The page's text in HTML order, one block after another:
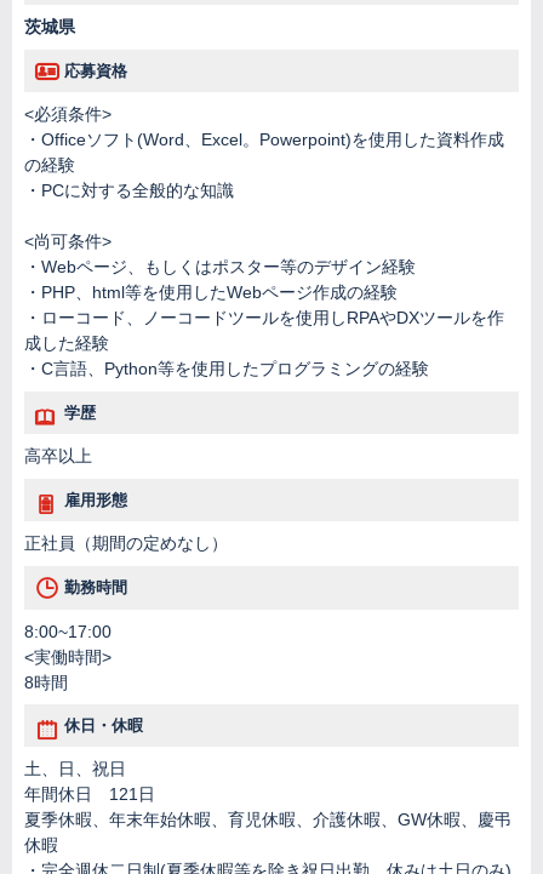
茨城県
応募資格
<必須条件>
・Officeソフト(Word、Excel。Powerpoint)を使用した資料作成
の経験
・PCに対する全般的な知識
<尚可条件>
・Webページ、もしくはポスター等のデザイン経験
・PHP、html等を使用したWebページ作成の経験
・ローコード、ノーコードツールを使用しRPAやDXツールを作
成した経験
・C言語、Python等を使用したプログラミングの経験
学歴
高卒以上
雇用形態
正社員（期間の定めなし）
勤務時間
8:00~17:00
<実働時間>
8時間
休日・休暇
土、日、祝日
年間休日 121日
夏季休暇、年末年始休暇、育児休暇、介護休暇、GW休暇、慶弔
休暇